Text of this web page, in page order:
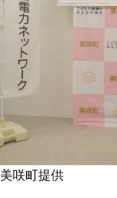
美咲町提供